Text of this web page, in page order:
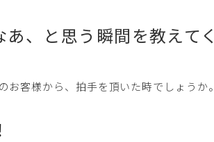
、と思う瞬間を教えて
客様から、拍手を頂いた時でしょうか。